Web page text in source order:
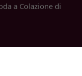
a Colazione di